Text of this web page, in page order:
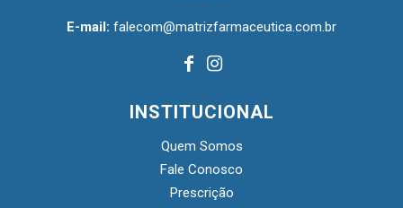
E-mail: falecom@matrizfarmaceutica.com.br
INSTITUCIONAL
Quem Somos
Fale Conosco
Prescrição